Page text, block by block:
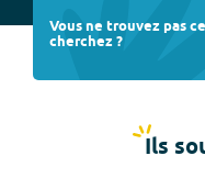
Vous ne trouvez pas
cherchez ?
Ils